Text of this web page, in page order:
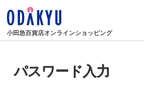
小田急百貨店オンラインショッピング
パスワード入力